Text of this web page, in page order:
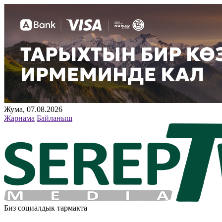
Жума, 07.08.2026
Жарнама Байланыш
Биз социалдык тармакта